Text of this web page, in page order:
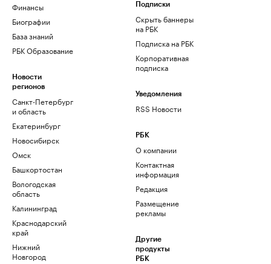
Финансы
Биографии
База знаний
РБК Образование
Новости
регионов
Санкт-Петербург
и область
Екатеринбург
Новосибирск
Омск
Башкортостан
Вологодская
область
Калининград
Краснодарский
край
Нижний
Новгород
Подписки
Скрыть баннеры
на РБК
Подписка на РБК
Корпоративная
подписка
Уведомления
RSS Новости
РБК
О компании
Контактная
информация
Редакция
Размещение
рекламы
Другие
продукты
РБК